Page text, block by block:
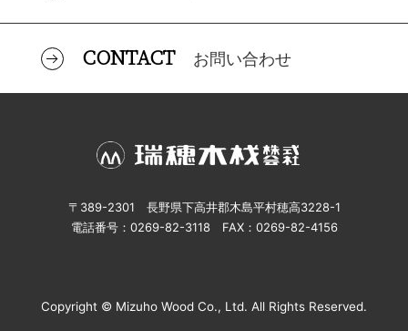
CONTACT お問い合わせ
〒389-2301 長野県下高井郡木島平村穂高3228-1
電話番号：0269-82-3118 FAX：0269-82-4156
Copyright © Mizuho Wood Co., Ltd. All Rights Reserved.